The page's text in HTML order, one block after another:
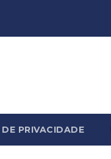
PRIVACIDADE